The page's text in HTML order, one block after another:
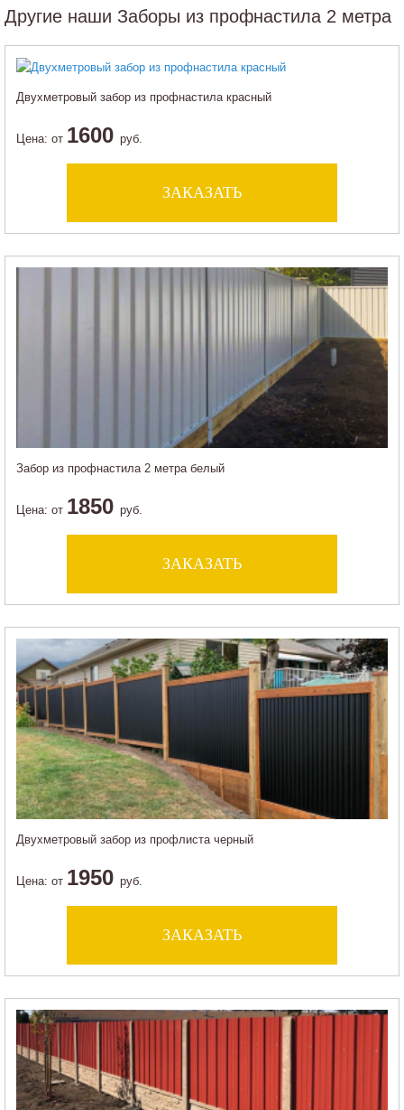
Другие наши Заборы из профнастила 2 метра
Двухметровый забор из профнастила красный
Цена: от 1600 руб.
ЗАКАЗАТЬ
Забор из профнастила 2 метра белый
Цена: от 1850 руб.
ЗАКАЗАТЬ
Двухметровый забор из профлиста черный
Цена: от 1950 руб.
ЗАКАЗАТЬ